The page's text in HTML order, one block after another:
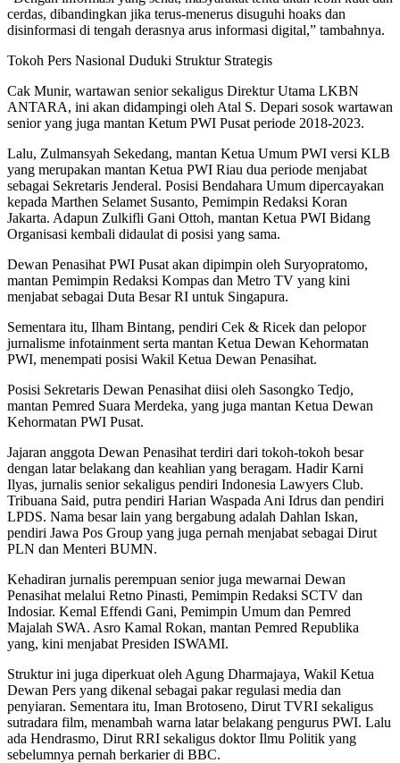
cerdas, dibandingkan jika terus-menerus disuguhi hoaks dan
disinformasi di tengah derasnya arus informasi digital,” tambahnya.
Tokoh Pers Nasional Duduki Struktur Strategis
Cak Munir, wartawan senior sekaligus Direktur Utama LKBN
ANTARA, ini akan didampingi oleh Atal S. Depari sosok wartawan
senior yang juga mantan Ketum PWI Pusat periode 2018-2023.
Lalu, Zulmansyah Sekedang, mantan Ketua Umum PWI versi KLB
yang merupakan mantan Ketua PWI Riau dua periode menjabat
sebagai Sekretaris Jenderal. Posisi Bendahara Umum dipercayakan
kepada Marthen Selamet Susanto, Pemimpin Redaksi Koran
Jakarta. Adapun Zulkifli Gani Ottoh, mantan Ketua PWI Bidang
Organisasi kembali didaulat di posisi yang sama.
Dewan Penasihat PWI Pusat akan dipimpin oleh Suryopratomo,
mantan Pemimpin Redaksi Kompas dan Metro TV yang kini
menjabat sebagai Duta Besar RI untuk Singapura.
Sementara itu, Ilham Bintang, pendiri Cek & Ricek dan pelopor
jurnalisme infotainment serta mantan Ketua Dewan Kehormatan
PWI, menempati posisi Wakil Ketua Dewan Penasihat.
Posisi Sekretaris Dewan Penasihat diisi oleh Sasongko Tedjo,
mantan Pemred Suara Merdeka, yang juga mantan Ketua Dewan
Kehormatan PWI Pusat.
Jajaran anggota Dewan Penasihat terdiri dari tokoh-tokoh besar
dengan latar belakang dan keahlian yang beragam. Hadir Karni
Ilyas, jurnalis senior sekaligus pendiri Indonesia Lawyers Club.
Tribuana Said, putra pendiri Harian Waspada Ani Idrus dan pendiri
LPDS. Nama besar lain yang bergabung adalah Dahlan Iskan,
pendiri Jawa Pos Group yang juga pernah menjabat sebagai Dirut
PLN dan Menteri BUMN.
Kehadiran jurnalis perempuan senior juga mewarnai Dewan
Penasihat melalui Retno Pinasti, Pemimpin Redaksi SCTV dan
Indosiar. Kemal Effendi Gani, Pemimpin Umum dan Pemred
Majalah SWA. Asro Kamal Rokan, mantan Pemred Republika
yang, kini menjabat Presiden ISWAMI.
Struktur ini juga diperkuat oleh Agung Dharmajaya, Wakil Ketua
Dewan Pers yang dikenal sebagai pakar regulasi media dan
penyiaran. Sementara itu, Iman Brotoseno, Dirut TVRI sekaligus
sutradara film, menambah warna latar belakang pengurus PWI. Lalu
ada Hendrasmo, Dirut RRI sekaligus doktor Ilmu Politik yang
sebelumnya pernah berkarier di BBC.